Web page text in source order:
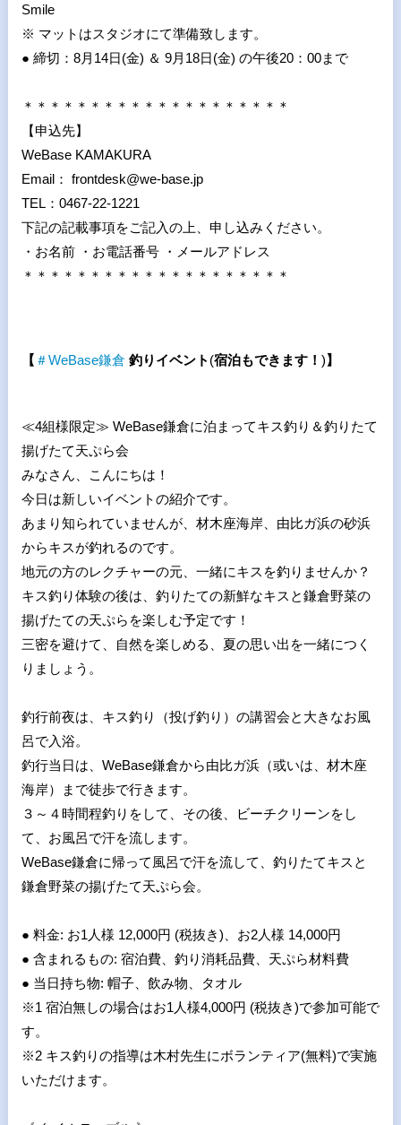
Smile
※ マットはスタジオにて準備致します。
● 締切：8月14日(金) ＆ 9月18日(金) の午後20：00まで
＊＊＊＊＊＊＊＊＊＊＊＊＊＊＊＊＊＊＊＊
【申込先】
WeBase KAMAKURA
Email： frontdesk@we-base.jp
TEL：0467-22-1221
下記の記載事項をご記入の上、申し込みください。
・お名前 ・お電話番号 ・メールアドレス
＊＊＊＊＊＊＊＊＊＊＊＊＊＊＊＊＊＊＊＊
【 ＃WeBase鎌倉 釣りイベント (宿泊もできます！ )】
≪4組様限定≫ WeBase鎌倉に泊まってキス釣り＆釣りたて
揚げたて天ぷら会
みなさん、こんにちは！
今日は新しいイベントの紹介です。
あまり知られていませんが、材木座海岸、由比ガ浜の砂浜
からキスが釣れるのです。
地元の方のレクチャーの元、一緒にキスを釣りませんか？
キス釣り体験の後は、釣りたての新鮮なキスと鎌倉野菜の
揚げたての天ぷらを楽しむ予定です！
三密を避けて、自然を楽しめる、夏の思い出を一緒につく
りましょう。
釣行前夜は、キス釣り（投げ釣り）の講習会と大きなお風
呂で入浴。
釣行当日は、WeBase鎌倉から由比ガ浜（或いは、材木座
海岸）まで徒歩で行きます。
３～４時間程釣りをして、その後、ビーチクリーンをし
て、お風呂で汗を流します。
WeBase鎌倉に帰って風呂で汗を流して、釣りたてキスと
鎌倉野菜の揚げたて天ぷら会。
● 料金: お1人様 12,000円 (税抜き)、お2人様 14,000円
● 含まれるもの: 宿泊費、釣り消耗品費、天ぷら材料費
● 当日持ち物: 帽子、飲み物、タオル
※1 宿泊無しの場合はお1人様4,000円 (税抜き)で参加可能で
す。
※2 キス釣りの指導は木村先生にボランティア(無料)で実施
いただけます。